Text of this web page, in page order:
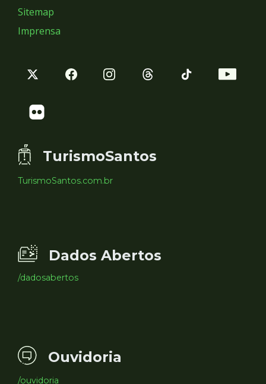
Sitemap
Imprensa
TurismoSantos
TurismoSantos.com.br
Dados Abertos
/dadosabertos
Ouvidoria
/ouvidoria